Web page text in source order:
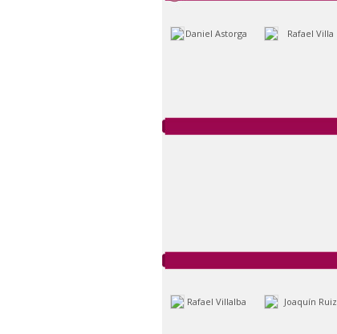
Daniel Astorga Rafael Villa
Rafael Villalba Joaquín Ruiz